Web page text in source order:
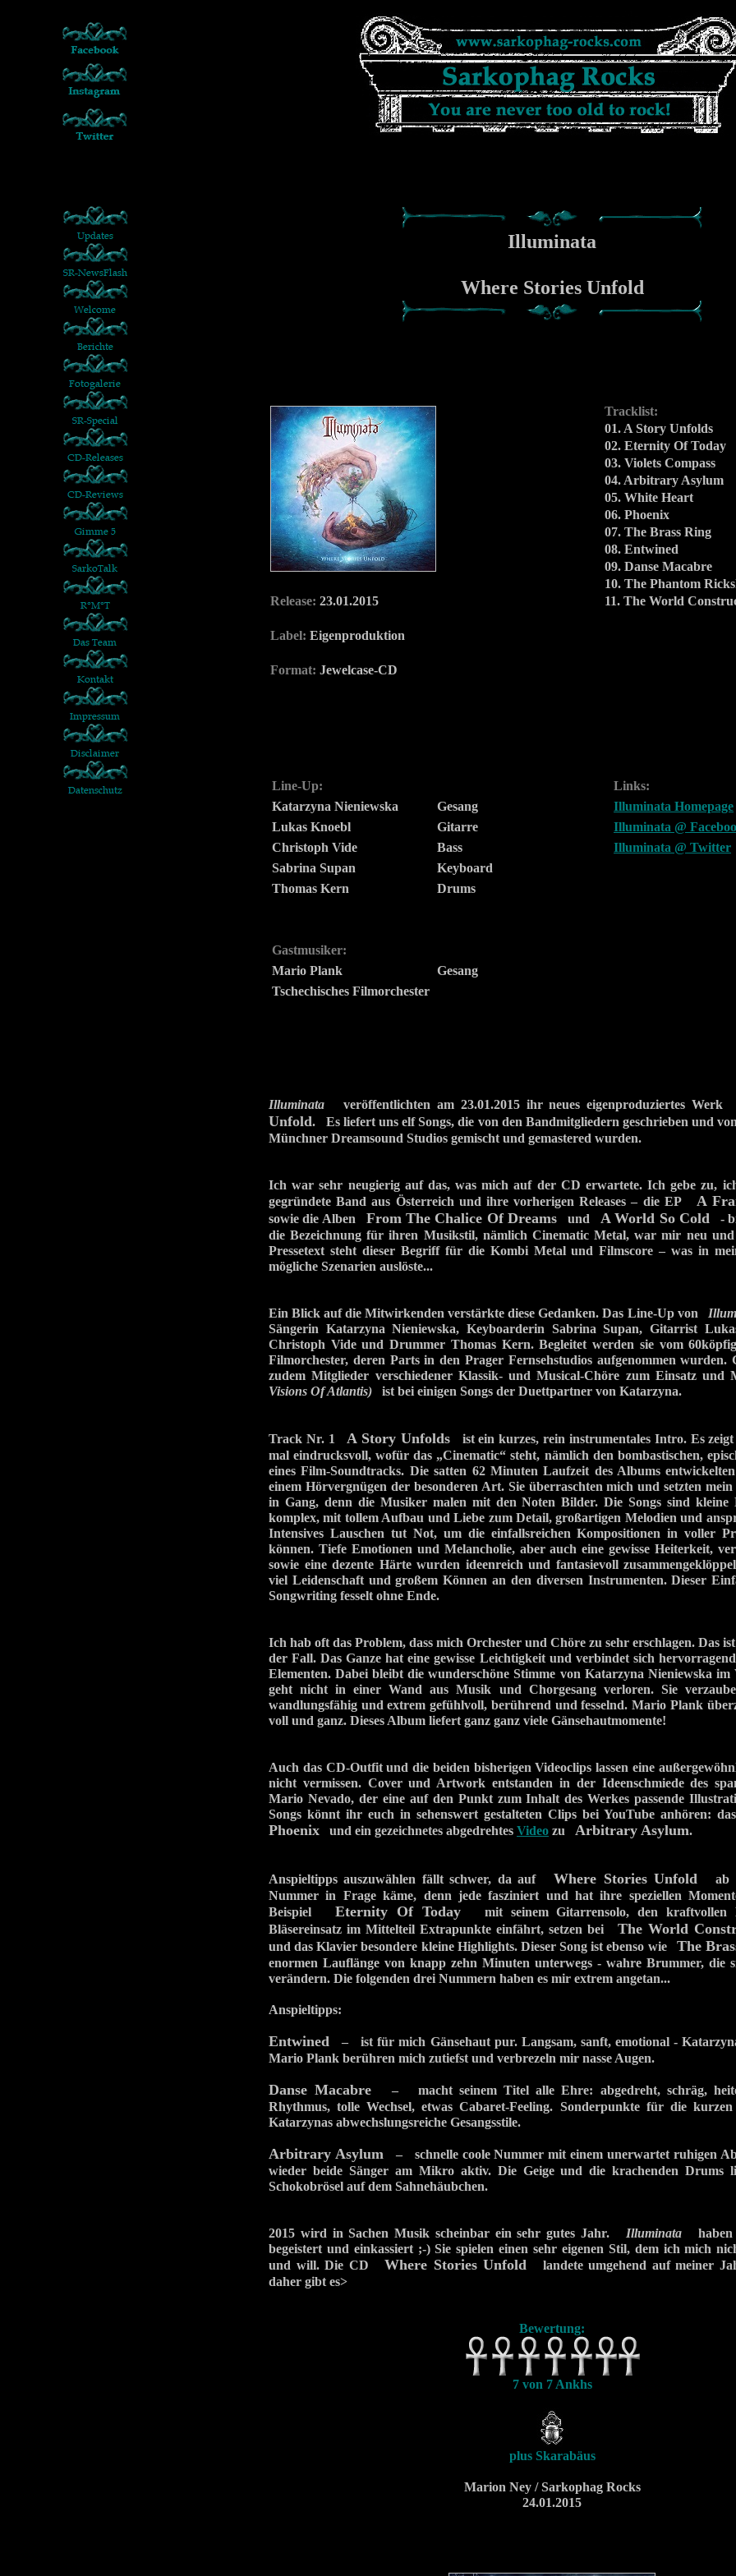
Illuminata
Where Stories Unfold
Tracklist:
01. A Story Unfolds
02. Eternity Of Today
03. Violets Compass
04. Arbitrary Asylum
05. White Heart
06. Phoenix
07. The Brass Ring
08. Entwined
09. Danse Macabre
10. The Phantom
Release: 23.01.2015 11. The World
Label: Eigenproduktion
Format: Jewelcase-CD
Line-Up:
Links:
Katarzyna Nieniewska
Gesang
Illuminata Homepage
Lukas Knoebl
Gitarre
Illuminata @
Christoph Vide
Bass
Illuminata @ Twitter
Sabrina Supan
Keyboard
Thomas Kern
Drums
Gastmusiker:
Mario Plank
Gesang
Tschechisches Filmorchester
Illuminata veröffentlichten am 23.01.2015 ihr neues eigenproduziertes
Unfold. Es liefert uns elf Songs, die von den Bandmitgliedern geschrieben und
Münchner Dreamsound Studios gemischt und gemastered wurden.
Ich war sehr neugierig auf das, was mich auf der CD erwartete. Ich gebe zu,
gegründete Band aus Österreich und ihre vorherigen Releases – die EP A
sowie die Alben From The Chalice Of Dreams und A World So Cold -
die Bezeichnung für ihren Musikstil, nämlich Cinematic Metal, war mir neu
Pressetext steht dieser Begriff für die Kombi Metal und Filmscore – was in
mögliche Szenarien auslöste...
Ein Blick auf die Mitwirkenden verstärkte diese Gedanken. Das Line-Up von
Sängerin Katarzyna Nieniewska, Keyboarderin Sabrina Supan, Gitarrist
Christoph Vide und Drummer Thomas Kern. Begleitet werden sie vom
Filmorchester, deren Parts in den Prager Fernsehstudios aufgenommen wurden.
zudem Mitglieder verschiedener Klassik- und Musical-Chöre zum Einsatz
Visions Of Atlantis) ist bei einigen Songs der Duettpartner von Katarzyna.
Track Nr. 1 A Story Unfoldsist ein kurzes, rein instrumentales Intro. Es zeigt
mal eindrucksvoll, wofür das „Cinematic“ steht, nämlich den bombastischen,
eines Film-Soundtracks. Die satten 62 Minuten Laufzeit des Albums
einem Hörvergnügen der besonderen Art. Sie überraschten mich und setzten
in Gang, denn die Musiker malen mit den Noten Bilder. Die Songs sind kleine
komplex, mit tollem Aufbau und Liebe zum Detail, großartigen Melodien und
Intensives Lauschen tut Not, um die einfallsreichen Kompositionen in voller
können. Tiefe Emotionen und Melancholie, aber auch eine gewisse Heiterkeit,
sowie eine dezente Härte wurden ideenreich und fantasievoll
viel Leidenschaft und großem Können an den diversen Instrumenten. Dieser
Songwriting fesselt ohne Ende.
Ich hab oft das Problem, dass mich Orchester und Chöre zu sehr erschlagen. Das
der Fall. Das Ganze hat eine gewisse Leichtigkeit und verbindet sich
Elementen. Dabei bleibt die wunderschöne Stimme von Katarzyna Nieniewska
geht nicht in einer Wand aus Musik und Chorgesang verloren. Sie
wandlungsfähig und extrem gefühlvoll, berührend und fesselnd. Mario Plank
voll und ganz. Dieses Album liefert ganz ganz viele Gänsehautmomente!
Auch das CD-Outfit und die beiden bisherigen Videoclips lassen eine
nicht vermissen. Cover und Artwork entstanden in der Ideenschmiede des
Mario Nevado, der eine auf den Punkt zum Inhalt des Werkes passende
Songs könnt ihr euch in sehenswert gestalteten Clips bei YouTube anhören:
Phoenix und ein gezeichnetes abgedrehtes Video zu Arbitrary Asylum.
Anspieltipps auszuwählen fällt schwer, da aufWhere Stories Unfold ab
Nummer in Frage käme, denn jede fasziniert und hat ihre speziellen
BeispielEternity Of Todaymit seinem Gitarrensolo, den kraftvollen
Bläsereinsatz im Mittelteil Extrapunkte einfährt, setzen beiThe World
und das Klavier besondere kleine Highlights. Dieser Song ist ebenso wieThe
enormen Lauflänge von knapp zehn Minuten unterwegs - wahre Brummer, die
verändern. Die folgenden drei Nummern haben es mir extrem angetan...
Anspieltipps:
Entwined – ist für mich Gänsehaut pur. Langsam, sanft, emotional -
Mario Plank berühren mich zutiefst und verbrezeln mir nasse Augen.
Danse Macabre – macht seinem Titel alle Ehre: abgedreht, schräg,
Rhythmus, tolle Wechsel, etwas Cabaret-Feeling. Sonderpunkte für die
Katarzynas abwechslungsreiche Gesangsstile.
Arbitrary Asylum – schnelle coole Nummer mit einem unerwartet ruhigen
wieder beide Sänger am Mikro aktiv. Die Geige und die krachenden Drums
Schokobrösel auf dem Sahnehäubchen.
2015 wird in Sachen Musik scheinbar ein sehr gutes Jahr. Illuminata haben
begeistert und einkassiert ;-) Sie spielen einen sehr eigenen Stil, dem ich mich
und will. Die CD Where Stories Unfold landete umgehend auf meiner
daher gibt es>
Bewertung:
7 von 7 Ankhs
plus Skarabäus
Marion Ney / Sarkophag Rocks
24.01.2015